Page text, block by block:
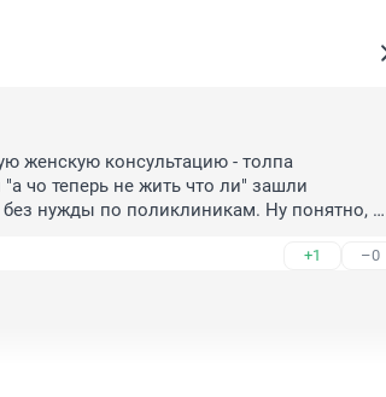
женскую консультацию - толпа
чо теперь не жить что ли" зашли
нужды по поликлиникам. Ну понятно,
+1 –0